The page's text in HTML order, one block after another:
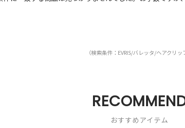
（検索条件：EVRIS/バレッタ/ヘアクリッ
おすすめアイテム